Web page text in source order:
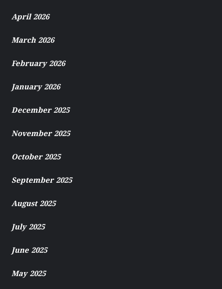
April 2026
March 2026
February 2026
January 2026
December 2025
November 2025
October 2025
September 2025
August 2025
July 2025
June 2025
May 2025